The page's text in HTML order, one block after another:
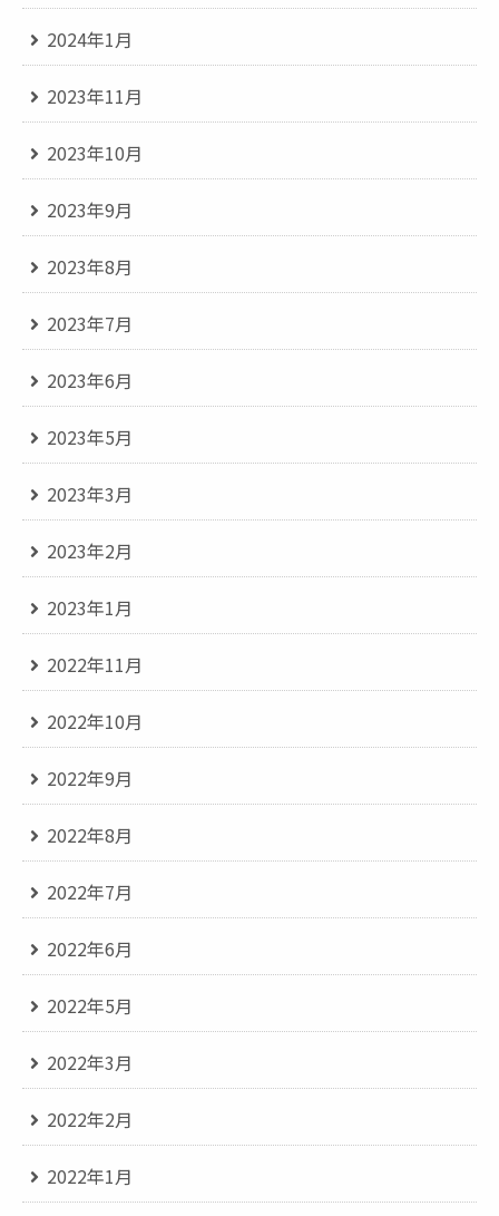
2024年1月
2023年11月
2023年10月
2023年9月
2023年8月
2023年7月
2023年6月
2023年5月
2023年3月
2023年2月
2023年1月
2022年11月
2022年10月
2022年9月
2022年8月
2022年7月
2022年6月
2022年5月
2022年3月
2022年2月
2022年1月